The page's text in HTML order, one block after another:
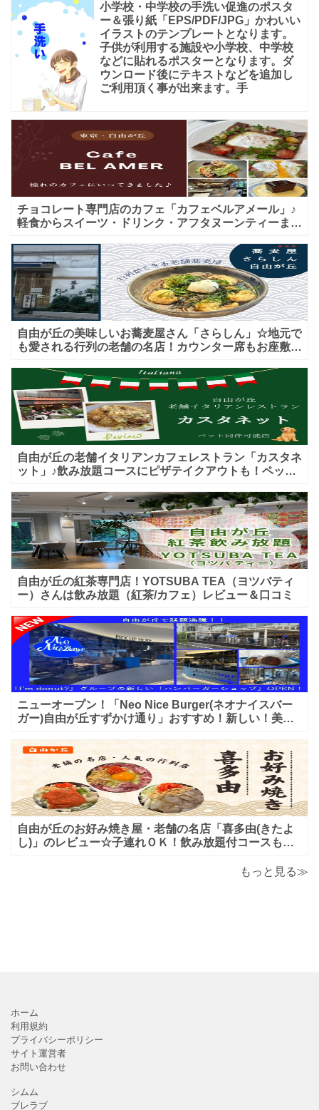
小学校・中学校の手洗い促進のポスタ
ー＆張り紙「EPS/PDF/JPG」かわいい
イラストのテンプレートとなります。
子供が利用する施設や小学校、中学校
などに貼れるポスターとなります。ダ
ウンロード後にテキストなどを追加し
ご利用頂く事が出来ます。手
チョコレート専門店のカフェ「カフェベルアメール」♪
軽食からスイーツ・ドリンク・アフタヌーンティーまで
自由が丘の美味しいお蕎麦屋さん「さらしん」☆地元で
も愛される行列の老舗の名店！カウンター席もお座敷も
自由が丘の老舗イタリアンカフェレストラン「カスタネ
ット」♪飲み放題コースにピザテイクアウトも！ペット
自由が丘の紅茶専門店！YOTSUBA TEA（ヨツバティ
ー）さんは飲み放題（紅茶/カフェ）レビュー＆口コミ
ニューオープン！「Neo Nice Burger(ネオナイスバー
ガー)自由が丘すずかけ通り」おすすめ！新しい！美味
自由が丘のお好み焼き屋・老舗の名店「喜多由(きたよ
し)」のレビュー☆子連れＯＫ！飲み放題付コースも！
もっと見る≫
ホーム
利用規約
プライバシーポリシー
サイト運営者
お問い合わせ
シムム
ブレラブ